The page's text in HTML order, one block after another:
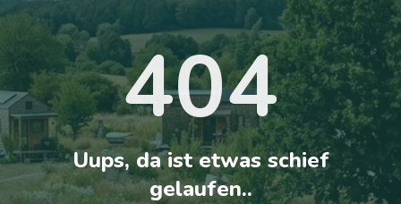
404
Uups, da ist etwas schief
gelaufen..